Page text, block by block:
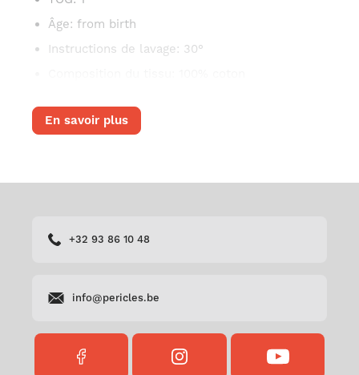
Âge: from birth
Instructions de lavage: 30°
En savoir plus
+32 93 86 10 48
info@pericles.be
FACEBOOK
INSTAGRAM
YOUTUBE